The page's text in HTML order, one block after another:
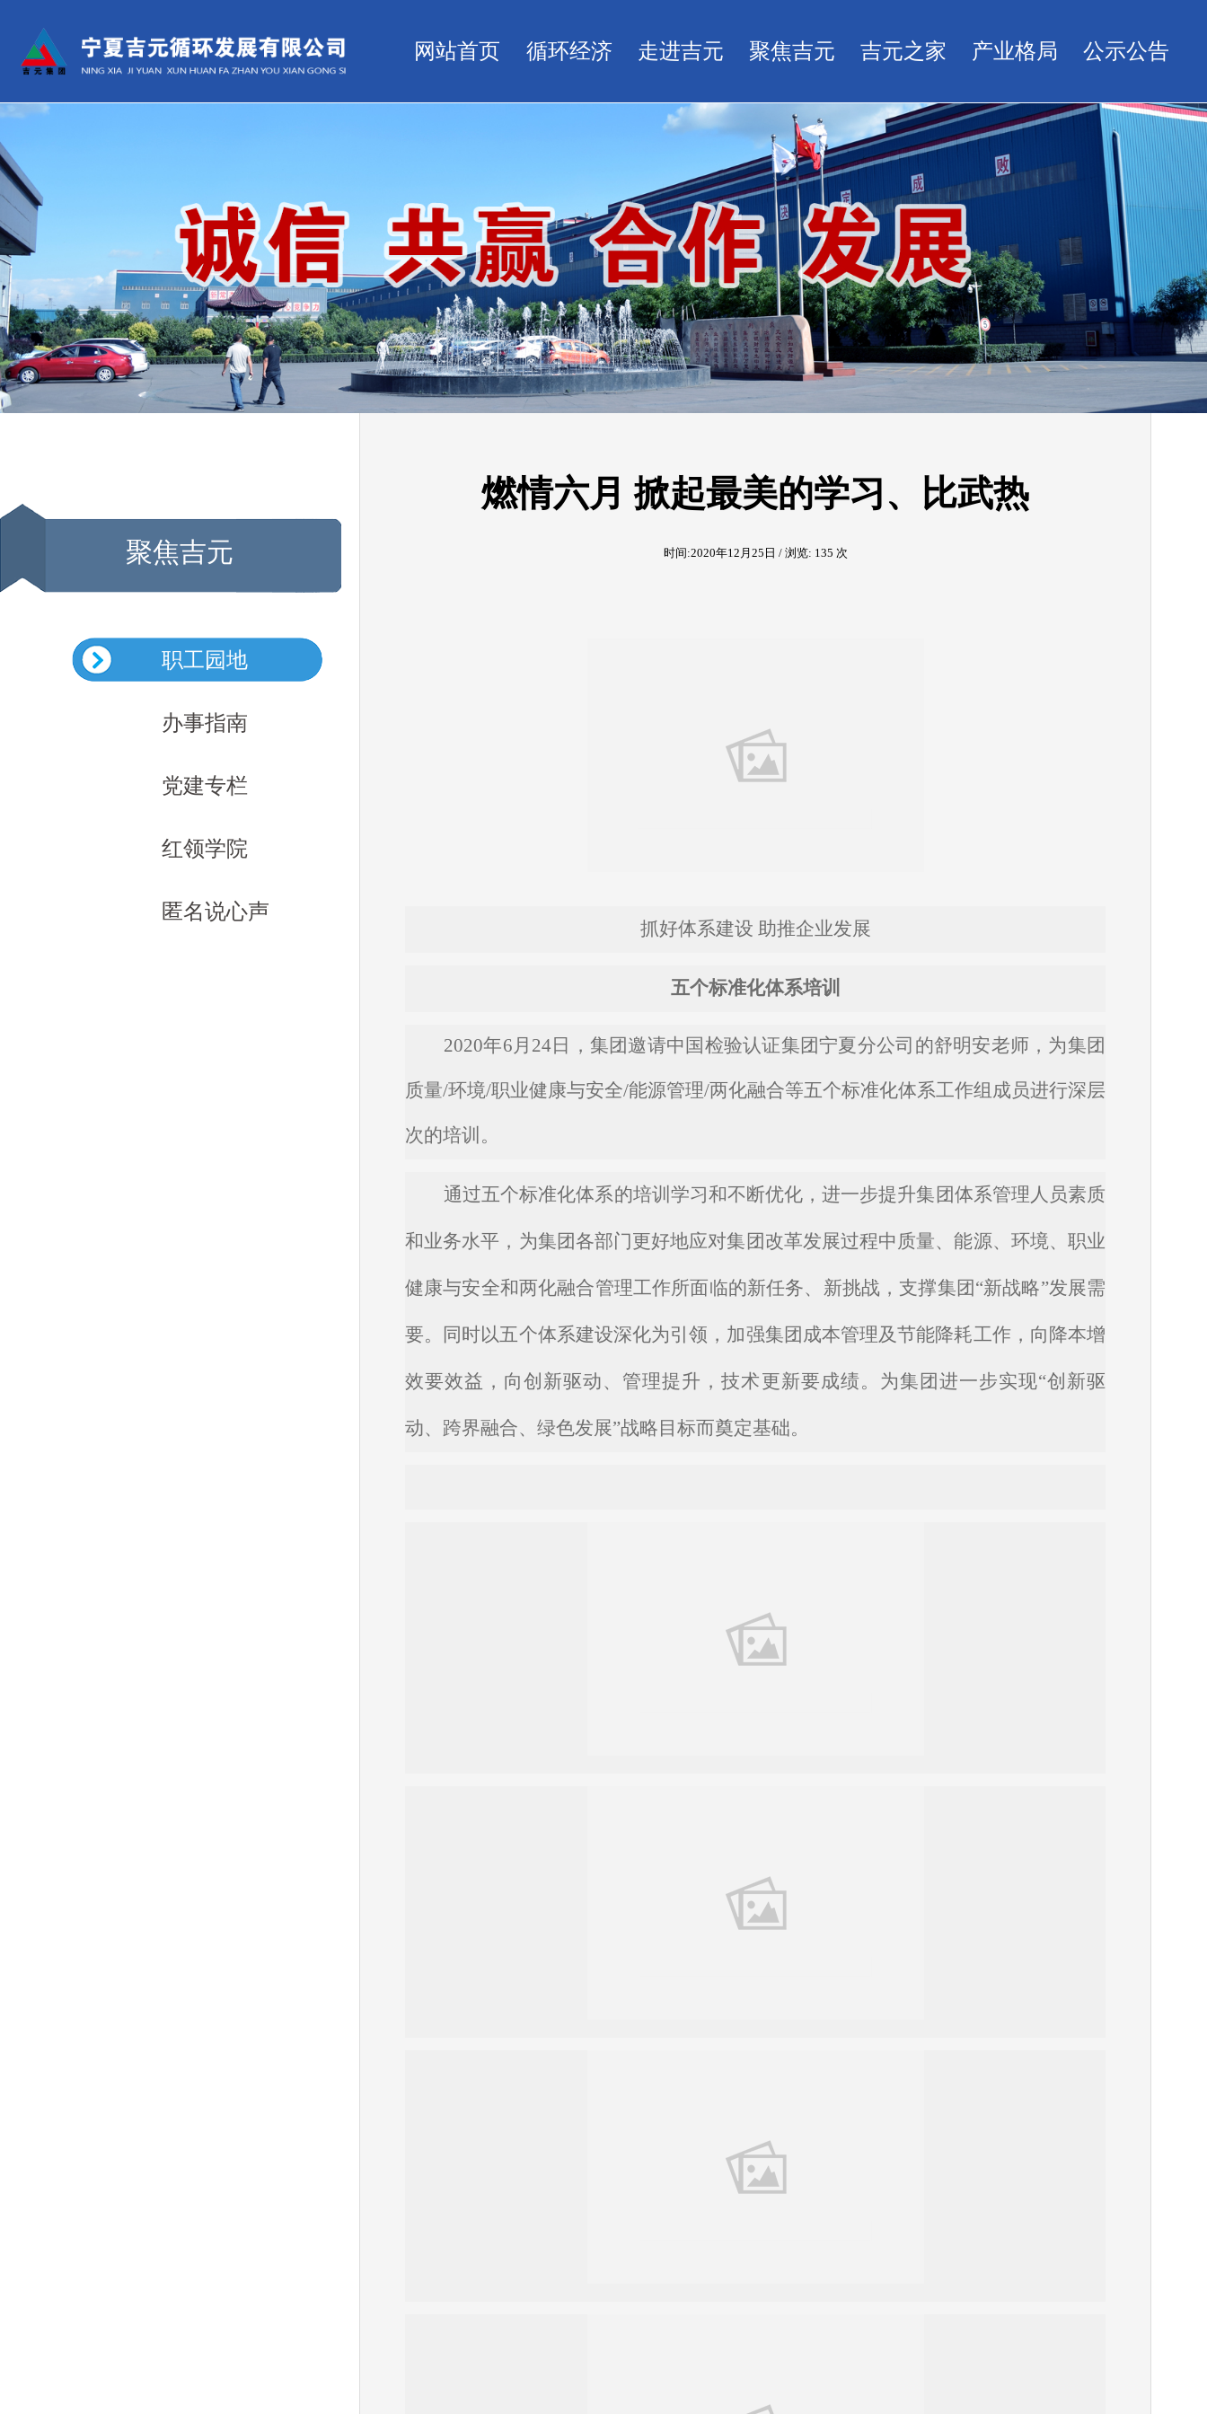
网站首页 循环经济 走进吉元 聚焦吉元 吉元之家 产业格局 公示公告
聚焦吉元
职工园地
办事指南
党建专栏
红领学院
匿名说心声
燃情六月 掀起最美的学习、比武热
时间:2020年12月25日 / 浏览: 135 次
抓好体系建设 助推企业发展
五个标准化体系培训
2020年6月24日，集团邀请中国检验认证集团宁夏分公司的舒明安老师，为集团
质量/环境/职业健康与安全/能源管理/两化融合等五个标准化体系工作组成员进行深层
次的培训。
通过五个标准化体系的培训学习和不断优化，进一步提升集团体系管理人员素质
和业务水平，为集团各部门更好地应对集团改革发展过程中质量、能源、环境、职业
健康与安全和两化融合管理工作所面临的新任务、新挑战，支撑集团 “新战略”发展需
要。同时以五个体系建设深化为引领，加强集团成本管理及节能降耗工作，向降本增
效要效益，向创新驱动、管理提升，技术更新要成绩。为集团进一步实现“创新驱
动、跨界融合、绿色发展”战略目标而奠定基础。